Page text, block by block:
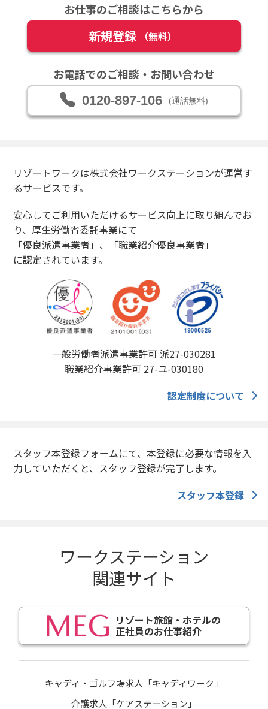
お仕事のご相談はこちらから
新規登録 （無料）
お電話でのご相談・お問い合わせ
0120-897-106 (通話無料)
リゾートワークは株式会社ワークステーションが運営す
るサービスです。
安心してご利用いただけるサービス向上に取り組んでお
り、厚生労働省委託事業にて
「優良派遣事業者」、「職業紹介優良事業者」
に認定されています。
一般労働者派遣事業許可 派27-030281
職業紹介事業許可 27-ユ-030180
認定制度について
スタッフ本登録フォームにて、本登録に必要な情報を入
力していただくと、スタッフ登録が完了します。
スタッフ本登録
ワークステーション
関連サイト
リゾート旅館・ホテルの
正社員のお仕事紹介
キャディ・ゴルフ場求人「キャディワーク」
介護求人「ケアステーション」